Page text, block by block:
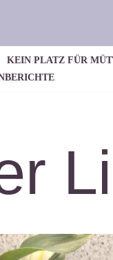
KEIN PLATZ FÜR